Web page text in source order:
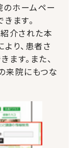
ホームペー
ます。
紹介された本
り、患者さ
す。また、
来院にもつな